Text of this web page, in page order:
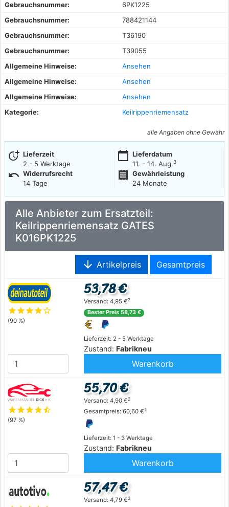
Gebrauchsnummer:
6PK1225
Gebrauchsnummer:
788421144
Gebrauchsnummer:
T36190
Gebrauchsnummer:
T39055
Allgemeine Hinweise:
Ansehen
Allgemeine Hinweise:
Ansehen
Allgemeine Hinweise:
Ansehen
Kategorie:
Keilrippenriemensatz
alle Angaben ohne Gewähr
more_time Lieferzeit
2 - 5 Werktage
calendar_today Lieferdatum
11. - 14. Aug.3
undo Widerrufsrecht
14 Tage
receipt
Gewährleistung
24 Monate
Alle Anbieter zum Ersatzteil:
Keilrippenriemensatz GATES
K016PK1225
arrow_downward Artikelpreis Gesamtpreis
starstarstarstarstar_outline
(90 %)
Lieferzeit: 2 - 5 Werktage
Zustand: Fabrikneu
53,78 €
Versand: 4,95 €2
Bester Preis 58,73 €
Warenkorb
starstarstarstarstar_half
(97 %)
Lieferzeit: 1 - 3 Werktage
Zustand: Fabrikneu
55,70 €
Versand: 4,90 €2
Gesamtpreis: 60,60 €2
Warenkorb
57,47 €
Versand: 4,79 €2